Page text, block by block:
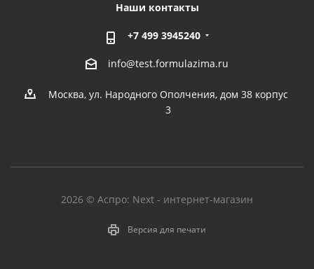
Наши контакты
+7 499 3945240
info@test.formulazima.ru
Москва, ул. Народного Ополчения, дом 38 корпус
3
2026 © Аспро: Next - интернет-магазин
Версия для печати